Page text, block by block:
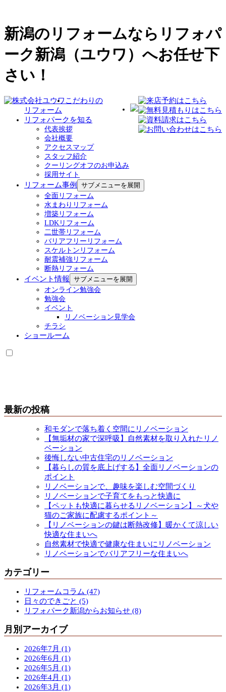
新潟のリフォームならリフォパ
ーク新潟（ユウワ）へお任せ下
さい！
こだわりの
リフォーム
リフォパークを知る
代表挨拶
会社概要
アクセスマップ
スタッフ紹介
クーリングオフのお申込み
採用サイト
リフォーム事例
サブメニューを展開
全面リフォーム
水まわりリフォーム
増築リフォーム
LDKリフォーム
二世帯リフォーム
バリアフリーリフォーム
スケルトンリフォーム
耐震補強リフォーム
断熱リフォーム
イベント情報 サブメニューを展開
オンライン勉強会
勉強会
イベント
リノベーション見学会
チラシ
ショールーム
最新の投稿
和モダンで落ち着く空間にリノベーション
【無垢材の家で深呼吸】自然素材を取り入れたリノ
ベーション
後悔しない中古住宅のリノベーション
【暮らしの質を底上げする】全面リノベーションの
ポイント
リノベーションで、趣味を楽しむ空間づくり
リノベーションで子育てをもっと快適に
【ペットも快適に暮らせるリノベーション】～犬や
猫のご家族に配慮するポイント～
【リノベーションの鍵は断熱改修】暖かくて涼しい
快適な住まいへ
自然素材で快適で健康な住まいにリノベーション
リノベーションでバリアフリーな住まいへ
カテゴリー
リフォームコラム (47)
日々のできごと (5)
リフォパーク新潟からお知らせ (8)
月別アーカイブ
2026年7月 (1)
2026年6月 (1)
2026年5月 (1)
2026年4月 (1)
2026年3月 (1)